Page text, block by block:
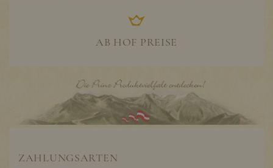
AB HOF PREISE
ZAHLUNGSARTEN